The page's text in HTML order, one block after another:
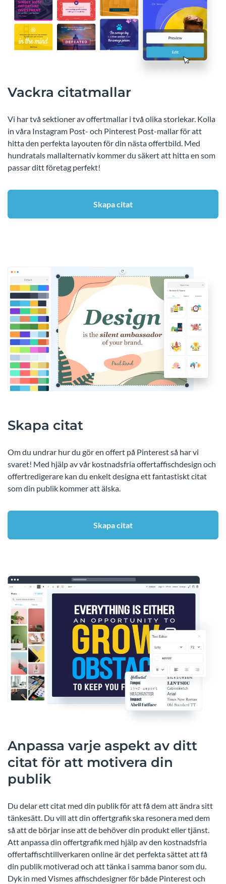
Vackra citatmallar
Vi har två sektioner av offertmallar i två olika storlekar. Kolla
in våra Instagram Post- och Pinterest Post-mallar för att
hitta den perfekta layouten för din nästa offertbild. Med
hundratals mallalternativ kommer du säkert att hitta en som
passar ditt företag perfekt!
Skapa citat
Skapa citat
Om du undrar hur du gör en offert på Pinterest så har vi
svaret! Med hjälp av vår kostnadsfria offertaffischdesign och
offertredigerare kan du enkelt designa ett fantastiskt citat
som din publik kommer att älska.
Skapa citat
Anpassa varje aspekt av ditt
citat för att motivera din
publik
Du delar ett citat med din publik för att få dem att ändra sitt
tänkesätt. Du vill att din offertgrafik ska resonera med dem
så att de börjar inse att de behöver din produkt eller tjänst.
Att anpassa din offertgrafik med hjälp av den kostnadsfria
offertaffischtillverkaren online är det perfekta sättet att få
din publik motiverad och att tänka i samma banor som du.
Dyk in med Vismes affischdesigner för både Pinterest och